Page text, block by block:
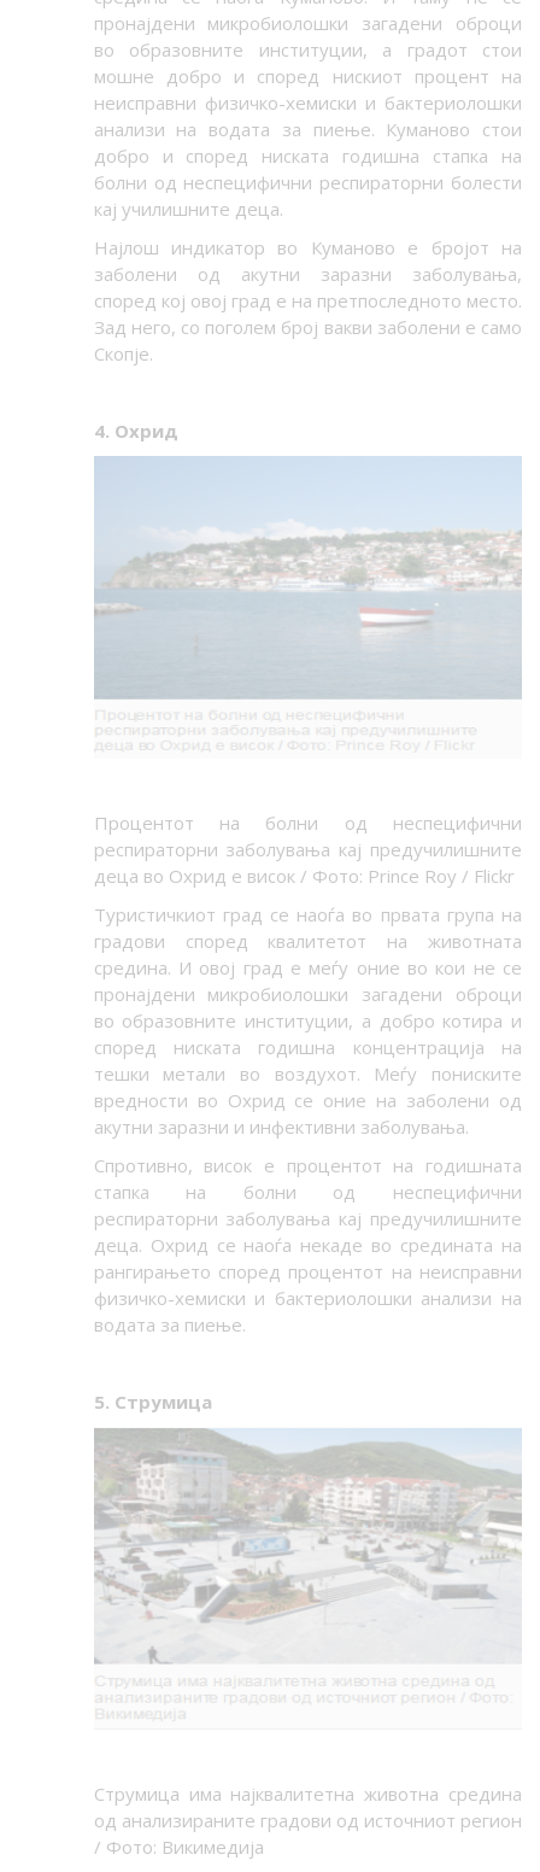
пронајдени микробиолошки загадени оброци
во образовните институции, а градот стои
мошне добро и според нискиот процент на
неисправни физичко-хемиски и бактериолошки
анализи на водата за пиење. Куманово стои
добро и според ниската годишна стапка на
болни од неспецифични респираторни болести
кај училишните деца.
Најлош индикатор во Куманово е бројот на
заболени од акутни заразни заболувања,
според кој овој град е на претпоследното место.
Зад него, со поголем број вакви заболени е само
Скопје.
4. Охрид
Процентот на болни од неспецифични
респираторни заболувања кај предучилишните
деца во Охрид е висок / Фото: Prince Roy / Flickr
Туристичкиот град се наоѓа во првата група на
градови според квалитетот на животната
средина. И овој град е меѓу оние во кои не се
пронајдени микробиолошки загадени оброци
во образовните институции, а добро котира и
според ниската годишна концентрација на
тешки метали во воздухот. Меѓу пониските
вредности во Охрид се оние на заболени од
акутни заразни и инфективни заболувања.
Спротивно, висок е процентот на годишната
стапка на болни од неспецифични
респираторни заболувања кај предучилишните
деца. Охрид се наоѓа некаде во средината на
рангирањето според процентот на неисправни
физичко-хемиски и бактериолошки анализи на
водата за пиење.
5. Струмица
Струмица има најквалитетна животна средина
од анализираните градови од источниот регион
/ Фото: Викимедија